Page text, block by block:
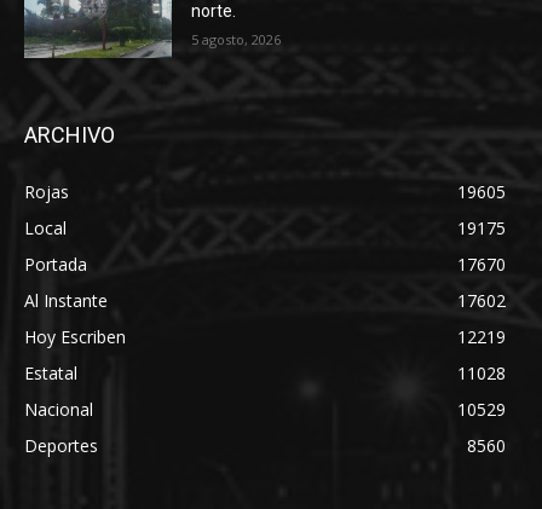
norte.
5 agosto, 2026
ARCHIVO
Rojas
19605
Local
19175
Portada
17670
Al Instante
17602
Hoy Escriben
12219
Estatal
11028
Nacional
10529
Deportes
8560